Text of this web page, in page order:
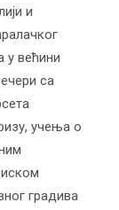
и
већини
са
учења о
градива